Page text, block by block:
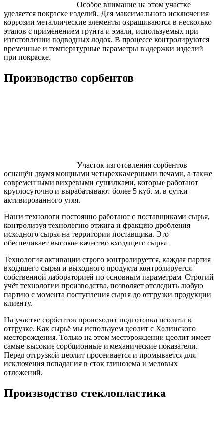
Особое внимание на этом участке
уделяется покраске изделий. Для максимального исключения
коррозии металлические элементы окрашиваются в несколько
этапов с применением грунта и эмали, используемых при
изготовлении подводных лодок. В процессе контролируются
временные и температурные параметры выдержки изделий
при покраске.
Производство сорбентов
Участок изготовления сорбентов
оснащён двумя мощными четырехкамерными печами, а также
современными вихревыми сушилками, которые работают
круглосуточно и вырабатывают более 5 куб. м. в сутки
активированного угля.
Наши технологи постоянно работают с поставщиками сырья,
контролируя технологию отжига и фракцию дробления
исходного сырья на территории поставщика. Это
обеспечивает высокое качество входящего сырья.
Технология активации строго контролируется, каждая партия
входящего сырья и выходного продукта контролируется
собственной лабораторией по основным параметрам. Строгий
учёт технологии производства, позволяет отследить любую
партию с момента поступления сырья до отгрузки продукции
клиенту.
На участке сорбентов происходит подготовка цеолита к
отгрузке. Как сырьё мы используем цеолит с Холинского
месторождения. Только на этом месторождении цеолит имеет
самые высокие сорбционные и механические показатели.
Перед отгрузкой цеолит просеивается и промывается для
исключения попадания в сток глинозема и меловых
отложений.
Производство стеклопластика